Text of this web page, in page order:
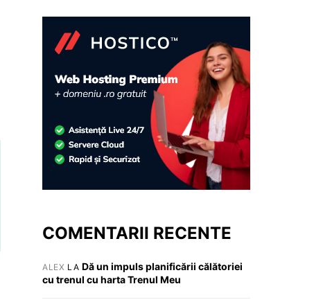
COMENTARII RECENTE
ALEX LA Dă un impuls planificării călătoriei
cu trenul cu harta Trenul Meu